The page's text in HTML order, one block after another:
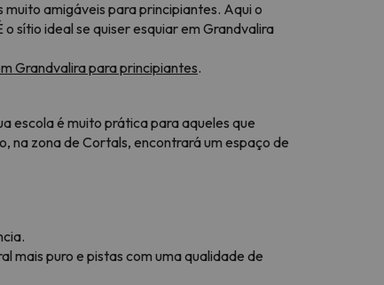
muito amigáveis para principiantes. Aqui o
sítio ideal se quiser esquiar em Grandvalira
Grandvalira para principiantes.
escola é muito prática para aqueles que
na zona de Cortals, encontrará um espaço de
mais puro e pistas com uma qualidade de